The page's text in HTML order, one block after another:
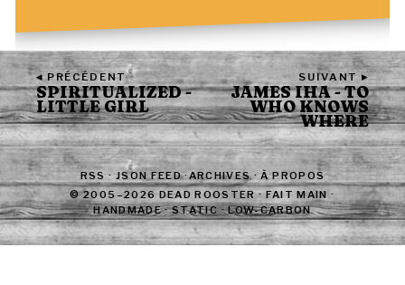
◂ PRÉCÉDENT
SPIRITUALIZED -
LITTLE GIRL
SUIVANT ▸
JAMES IHA - TO
WHO KNOWS
WHERE
RSS·JSON FEED·ARCHIVES·À PROPOS
© 2005–2026 DEAD ROOSTER · FAIT MAIN ·
HANDMADE · STATIC · LOW-CARBON